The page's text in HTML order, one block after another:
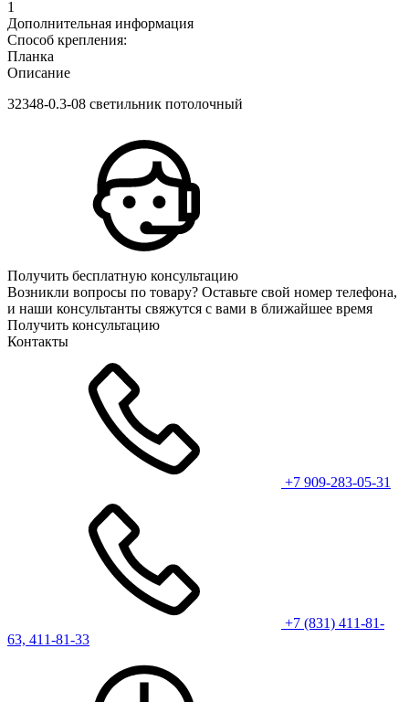
1
Дополнительная информация
Способ крепления:
Планка
Описание
32348-0.3-08 светильник потолочный
Получить бесплатную консультацию
Возникли вопросы по товару? Оставьте свой номер телефона,
и наши консультанты свяжутся с вами в ближайшее время
Получить консультацию
Контакты
+7 909-283-05-31
+7 (831) 411-81-
63, 411-81-33